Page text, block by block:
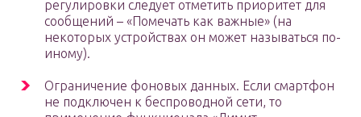
регулировки следует отметить приоритет для
сообщений – «Помечать как важные» (на
некоторых устройствах он может называться по-
иному).
Ограничение фоновых данных. Если смартфон
не подключен к беспроводной сети, то